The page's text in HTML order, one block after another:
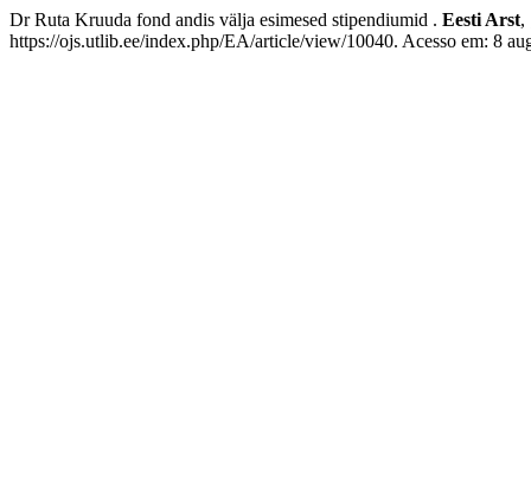
Dr Ruta Kruuda fond andis välja esimesed stipendiumid . Eesti Arst,
https://ojs.utlib.ee/index.php/EA/article/view/10040. Acesso em: 8